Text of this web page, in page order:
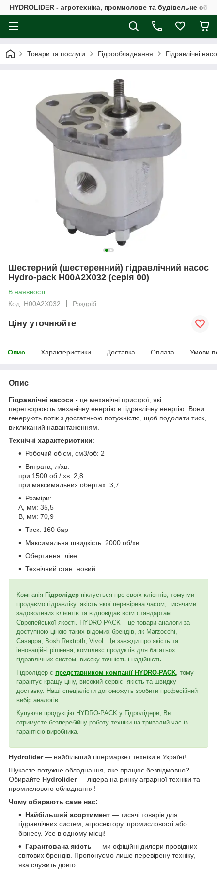
HYDROLIDER - агротехніка, промислове та будівельне
Товари та послуги Гідрообладнання Гідравлічні
Шестерний (шестеренний) гідравлічний насос
Hydro-pack H00A2X032 (серія 00)
В наявності
Код: H00A2X032
Роздріб
Ціну уточнюйте
Опис Характеристики Доставка Оплата Умови
Опис
Гідравлічні насоси - це механічні пристрої, які
перетворюють механічну енергію в гідравлічну енергію. Вони
генерують потік з достатньою потужністю, щоб подолати тиск,
викликаний навантаженням.
Технічні характеристики:
Робочий об'єм, см3/об: 2
Витрата, л/хв:
при 1500 об / хв: 2,8
при максимальних обертах: 3,7
Розміри:
A, мм: 35,5
B, мм: 70,9
Тиск: 160 бар
Максимальна швидкість: 2000 об/хв
Обертання: ліве
Технічний стан: новий
Компанія Гідролідер піклується про своїх клієнтів, тому ми
продаємо гідравліку, якість якої перевірена часом, тисячами
задоволених клієнтів та відповідає всім стандартам
Європейської якості. HYDRO-PACK – це товари-аналоги за
доступною ціною таких відомих брендів, як Marzocchi,
Casappa, Bosh Rextroth, Vivol. Це завжди про якість та
інноваційні рішення, комплекс продуктів для багатьох
гідравлічних систем, високу точність і надійність.
Гідролідер є представником компанії HYDRO-PACK , тому
гарантує кращу ціну, високий сервіс, якість та швидку
доставку. Наші спеціалісти допоможуть зробити професійний
вибір аналогів.
Купуючи продукцію HYDRO-PACK у Гідролідери, Ви
отримуєте безперебійну роботу техніки на тривалий час із
гарантією виробника.
Hydrolider— найбільший гіпермаркет техніки в Україні!
Шукаєте потужне обладнання, яке працює безвідмовно?
Обирайте Hydrolider— лідера на ринку аграрної техніки та
промислового обладнання!
Чому обирають саме нас:
Найбільший асортимент — тисячі товарів для
гідравлічних систем, агросектору, промисловості або
бізнесу. Усе в одному місці!
Гарантована якість — ми офіційні дилери провідних
світових брендів. Пропонуємо лише перевірену техніку,
яка служить довго.